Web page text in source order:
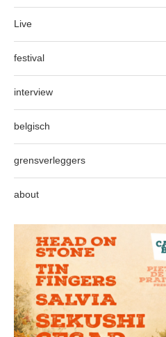
Live
festival
interview
belgisch
grensverleggers
about